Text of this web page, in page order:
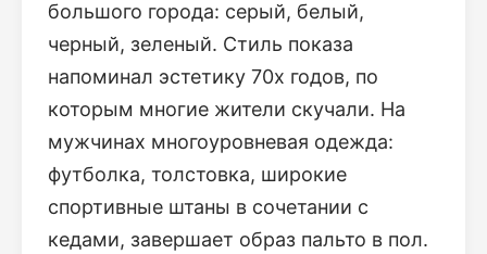
большого города: серый, белый,
черный, зеленый. Стиль показа
напоминал эстетику 70х годов, по
которым многие жители скучали. На
мужчинах многоуровневая одежда:
футболка, толстовка, широкие
спортивные штаны в сочетании с
кедами, завершает образ пальто в пол.